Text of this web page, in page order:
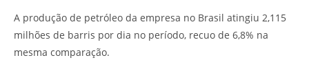
A produção de petróleo da empresa no Brasil atingiu 2,115
milhões de barris por dia no período, recuo de 6,8% na
mesma comparação.